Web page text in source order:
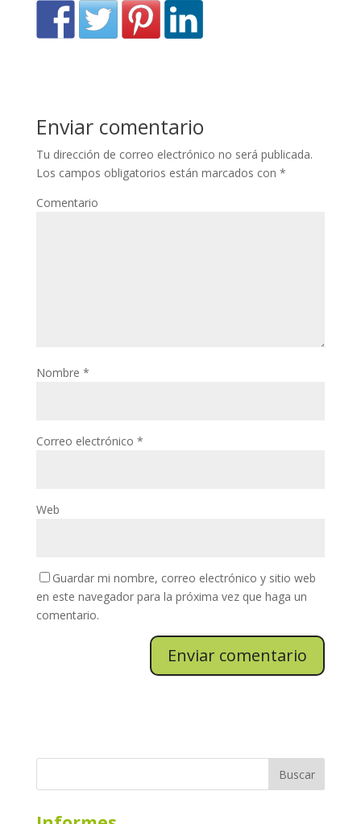
Enviar comentario
Tu dirección de correo electrónico no será publicada.
Los campos obligatorios están marcados con *
Comentario
Nombre *
Correo electrónico *
Web
Guardar mi nombre, correo electrónico y sitio web
en este navegador para la próxima vez que haga un
comentario.